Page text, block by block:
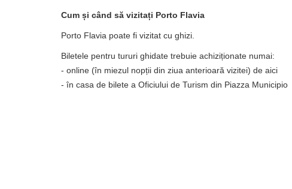
Cum și când să vizitați Porto Flavia
Porto Flavia poate fi vizitat cu ghizi.
Biletele pentru tururi ghidate trebuie achiziționate numai:
- online (în miezul nopții din ziua anterioară vizitei) de aici
- în casa de bilete a Oficiului de Turism din Piazza Municipio